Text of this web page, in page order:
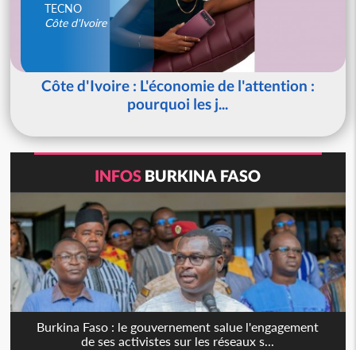
TECNO
Côte d'Ivoire
Côte d'Ivoire : L'économie de l'attention :
pourquoi les j...
INFOS BURKINA FASO
Burkina Faso : le gouvernement salue l'engagement
de ses activistes sur les réseaux s...